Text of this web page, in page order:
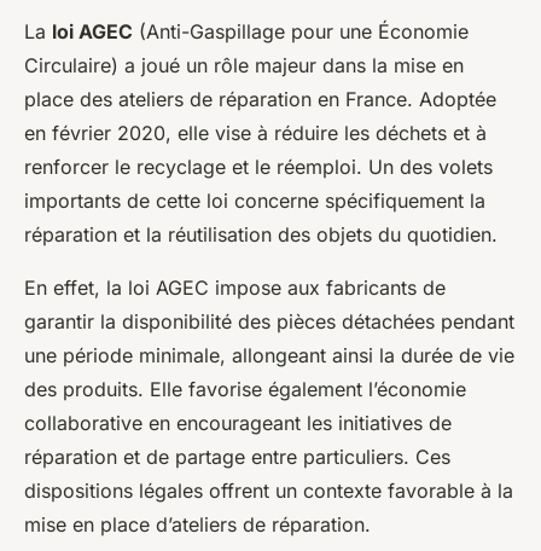
La loi AGEC (Anti-Gaspillage pour une Économie
Circulaire) a joué un rôle majeur dans la mise en
place des ateliers de réparation en France. Adoptée
en février 2020, elle vise à réduire les déchets et à
renforcer le recyclage et le réemploi. Un des volets
importants de cette loi concerne spécifiquement la
réparation et la réutilisation des objets du quotidien.
En effet, la loi AGEC impose aux fabricants de
garantir la disponibilité des pièces détachées pendant
une période minimale, allongeant ainsi la durée de vie
des produits. Elle favorise également l’économie
collaborative en encourageant les initiatives de
réparation et de partage entre particuliers. Ces
dispositions légales offrent un contexte favorable à la
mise en place d’ateliers de réparation.